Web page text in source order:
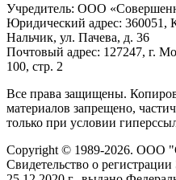
Учредитель: ООО
Юридический адрес: 360051,
Нальчик, ул. Пачева, д. 36
Почтовый адрес: 127247, г.
100, стр. 2
Все права защищены.
материалов запрещено,
только при условии
Copyright © 1989-2026. ООО
Свидетельство о